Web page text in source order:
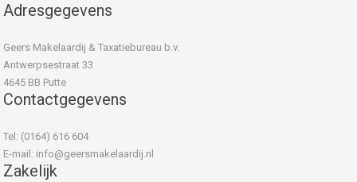
Adresgegevens
Geers Makelaardij & Taxatiebureau b.v.
Antwerpsestraat 33
4645 BB Putte
Contactgegevens
Tel: (0164) 616 604
E-mail: info@geersmakelaardij.nl
Zakelijk